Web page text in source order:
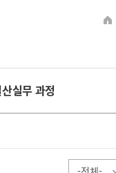
실무 과정